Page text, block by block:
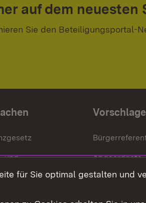
auf dem neuesten
Sie den Beteiligungsportal-
und
Abgeordnete
für Sie optimal gestalten und